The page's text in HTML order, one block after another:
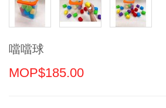
噹噹球
MOP$185.00